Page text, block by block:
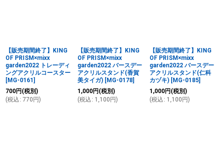
【販売期間終了】KING
OF PRISM×mixx
garden2022 トレーディ
ングアクリルコースター
[MG-0161 ]
700円 (税別)
(税込 : 770 円)
【販売期間終了】KING
OF PRISM×mixx
garden2022 バースデー
アクリルスタンド(香賀
美タイガ) [MG-0178]
1,000円 (税別)
(税込 : 1,100 円)
【販売期間終了】KING
OF PRISM×mixx
garden2022 バースデー
アクリルスタンド(仁科
カヅキ) [MG-0185]
1,000円 (税別)
(税込 : 1,100 円)